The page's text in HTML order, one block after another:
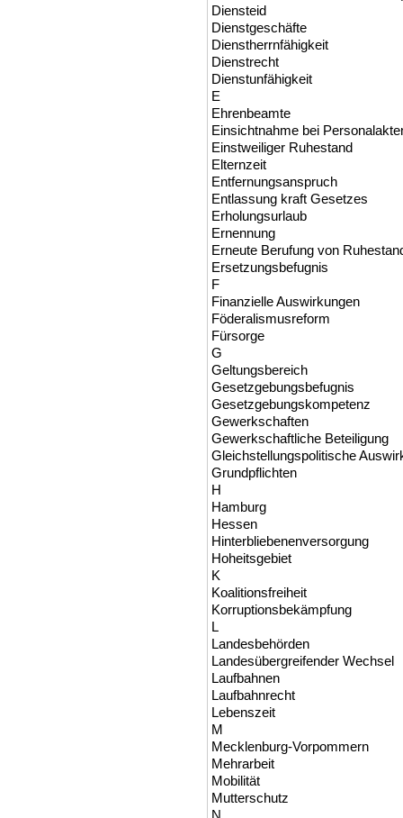
Diensteid
Dienstgeschäfte
Dienstherrnfähigkeit
Dienstrecht
Dienstunfähigkeit
E
Ehrenbeamte
Einsichtnahme bei
Einstweiliger Ruhestand
Elternzeit
Entfernungsanspruch
Entlassung kraft Gesetzes
Erholungsurlaub
Ernennung
Erneute Berufung von
Ersetzungsbefugnis
F
Finanzielle Auswirkungen
Föderalismusreform
Fürsorge
G
Geltungsbereich
Gesetzgebungsbefugnis
Gesetzgebungskompetenz
Gewerkschaften
Gewerkschaftliche Beteiligung
Gleichstellungspolitische
Grundpflichten
H
Hamburg
Hessen
Hinterbliebenenversorgung
Hoheitsgebiet
K
Koalitionsfreiheit
Korruptionsbekämpfung
L
Landesbehörden
Landesübergreifender Wechsel
Laufbahnen
Laufbahnrecht
Lebenszeit
M
Mecklenburg-Vorpommern
Mehrarbeit
Mobilität
Mutterschutz